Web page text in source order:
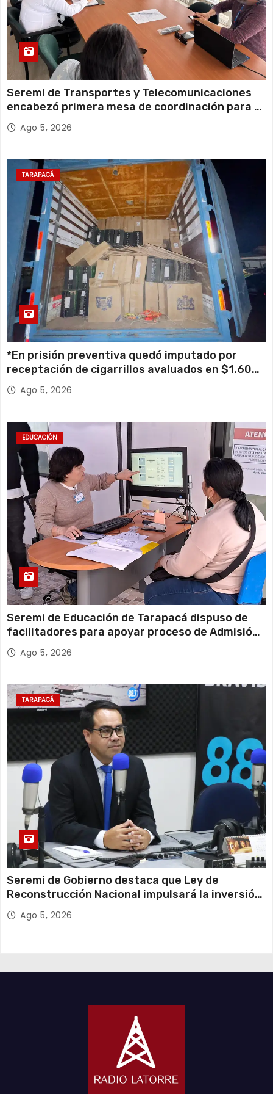
Seremi de Transportes y Telecomunicaciones
encabezó primera mesa de coordinación para el
retiro de cables en desuso en Iquique
Ago 5, 2026
TARAPACÁ
*En prisión preventiva quedó imputado por
receptación de cigarrillos avaluados en $1.600
millones*
Ago 5, 2026
EDUCACIÓN
Seremi de Educación de Tarapacá dispuso de
facilitadores para apoyar proceso de Admisión
Escolar 2027
Ago 5, 2026
TARAPACÁ
Seremi de Gobierno destaca que Ley de
Reconstrucción Nacional impulsará la inversión
y el empleo en Tarapacá
Ago 5, 2026